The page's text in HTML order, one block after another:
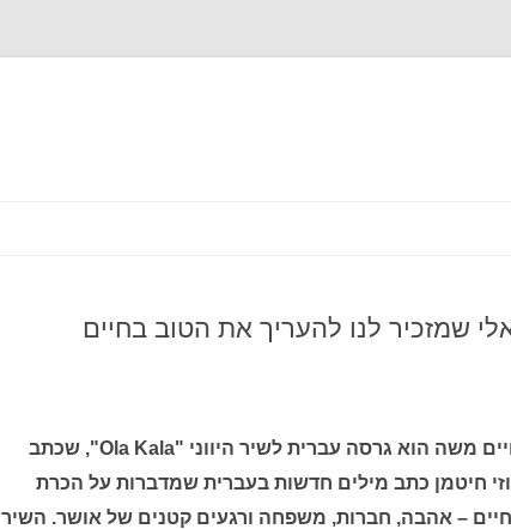
שמזכיר לנו להעריך את הטוב בחיים
השיר "תודה" בביצועו של חיים משה הוא גרסה עברית לשיר היווני "Ola Kala", שכתב
חיטמן כתב מילים חדשות בעברית שמדברות על הכרת
– אהבה, חברות, משפחה ורגעים קטנים של אושר. השיר